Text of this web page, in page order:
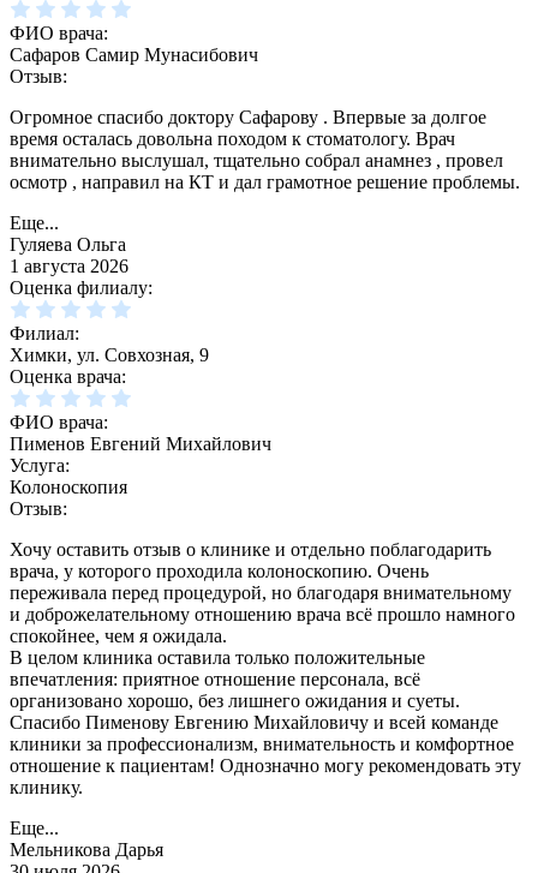
ФИО врача:
Сафаров Самир Мунасибович
Отзыв:
Огромное спасибо доктору Сафарову . Впервые за долгое
время осталась довольна походом к стоматологу. Врач
внимательно выслушал, тщательно собрал анамнез , провел
осмотр , направил на КТ и дал грамотное решение проблемы.
Еще...
Гуляева Ольга
1 августа 2026
Оценка филиалу:
Филиал:
Химки, ул. Совхозная, 9
Оценка врача:
ФИО врача:
Пименов Евгений Михайлович
Услуга:
Колоноскопия
Отзыв:
Хочу оставить отзыв о клинике и отдельно поблагодарить
врача, у которого проходила колоноскопию. Очень
переживала перед процедурой, но благодаря внимательному
и доброжелательному отношению врача всё прошло намного
спокойнее, чем я ожидала.
В целом клиника оставила только положительные
впечатления: приятное отношение персонала, всё
организовано хорошо, без лишнего ожидания и суеты.
Спасибо Пименову Евгению Михайловичу и всей команде
клиники за профессионализм, внимательность и комфортное
отношение к пациентам! Однозначно могу рекомендовать эту
клинику.
Еще...
Мельникова Дарья